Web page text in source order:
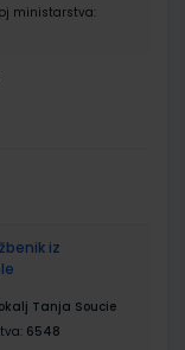
ministarstva:
iz
Tanja Soucie
6548